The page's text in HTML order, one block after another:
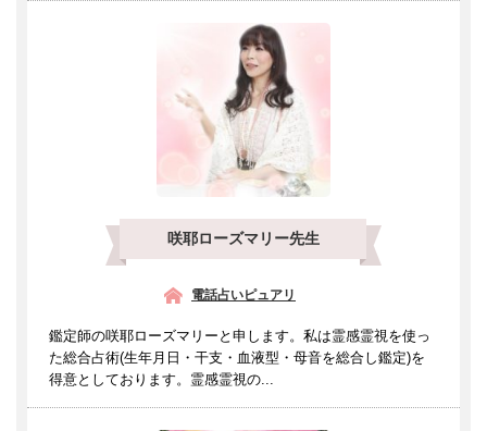
咲耶ローズマリー先生
電話占いピュアリ
鑑定師の咲耶ローズマリーと申します。私は霊感霊視を使っ
た総合占術(生年月日・干支・血液型・母音を総合し鑑定)を
得意としております。霊感霊視の...